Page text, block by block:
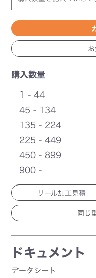
購入数量
1 - 44
45 - 134
135 - 224
225 - 449
450 - 899
900 -
リール加工見積
ドキュメント
データシート